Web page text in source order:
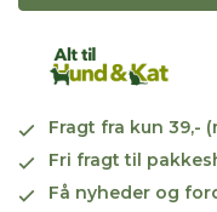
Fragt fra kun 39,-
Fri fragt til
Få nyheder og